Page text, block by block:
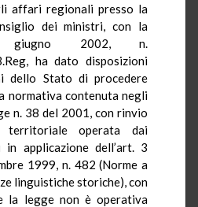
affari regionali presso la
dei ministri, con la
giugno 2002, n.
ha dato disposizioni
dello Stato di procedere
normativa contenuta negli
n. 38 del 2001, con rinvio
territoriale operata dai
applicazione dell’art. 3
1999, n. 482 (Norme a
linguistiche storiche), con
la legge non è operativa